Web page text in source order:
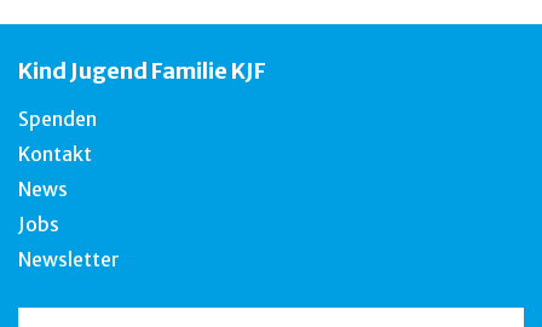
Kind Jugend Familie KJF
Spenden
Kontakt
News
Jobs
Newsletter